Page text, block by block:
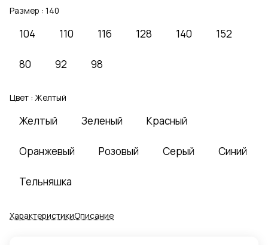
Размер : 140
104 110 116 128 140 152
80 92 98
Цвет : Желтый
Желтый Зеленый Красный
Оранжевый Розовый Серый Синий
Тельняшка
ХарактеристикиОписание